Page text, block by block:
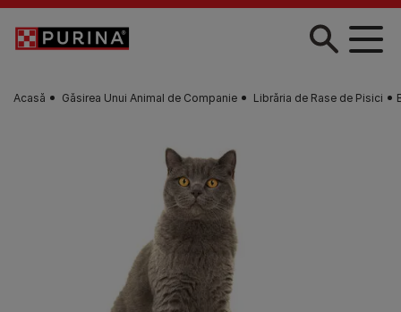
Skip to main content
Acasă Găsirea Unui Animal de Companie Librăria de Rase de Pisici